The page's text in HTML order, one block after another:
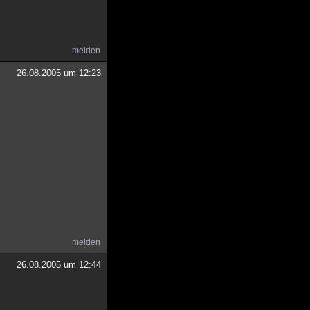
melden
26.08.2005 um 12:23
melden
26.08.2005 um 12:44